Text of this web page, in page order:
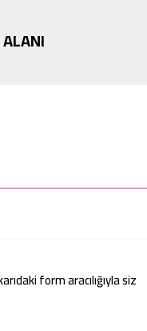
form aracılığıyla siz